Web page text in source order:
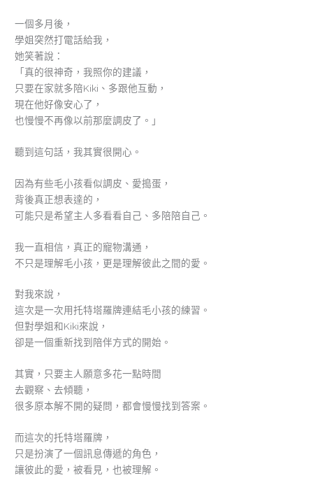
一個多月後，
學姐突然打電話給我，
她笑著說：
「真的很神奇，我照你的建議，
只要在家就多陪Kiki、多跟他互動，
現在他好像安心了，
也慢慢不再像以前那麼調皮了。」
聽到這句話，我其實很開心。
因為有些毛小孩看似調皮、愛搗蛋，
背後真正想表達的，
可能只是希望主人多看看自己、多陪陪自己。
我一直相信，真正的寵物溝通，
不只是理解毛小孩，更是理解彼此之間的愛。
對我來說，
這次是一次用托特塔羅牌連結毛小孩的練習。
但對學姐和Kiki來說，
卻是一個重新找到陪伴方式的開始。
其實，只要主人願意多花一點時間
去觀察、去傾聽，
很多原本解不開的疑問，都會慢慢找到答案。
而這次的托特塔羅牌，
只是扮演了一個訊息傳遞的角色，
讓彼此的愛，被看見，也被理解。